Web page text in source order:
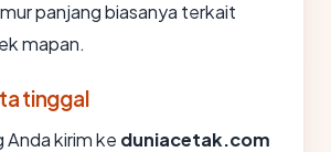
panjang biasanya terkait
mapan.
tinggal
Anda kirim ke duniacetak.com